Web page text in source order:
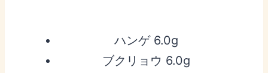
ハンゲ 6.0g
ブクリョウ 6.0g